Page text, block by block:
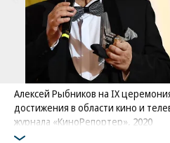
Алексей Рыбников на IX
достижения в области кино и
журнала «КиноРепортер», 2020
Фото: Коммерсантъ / Ирина Бужор